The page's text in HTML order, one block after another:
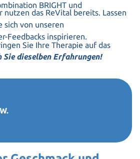
BRIGHT und
Sie Ihre Therapie auf das
nutzen das ReVital bereits. Lassen
sich von unseren
Feedbacks inspirieren.
Sie dieselben Erfahrungen!